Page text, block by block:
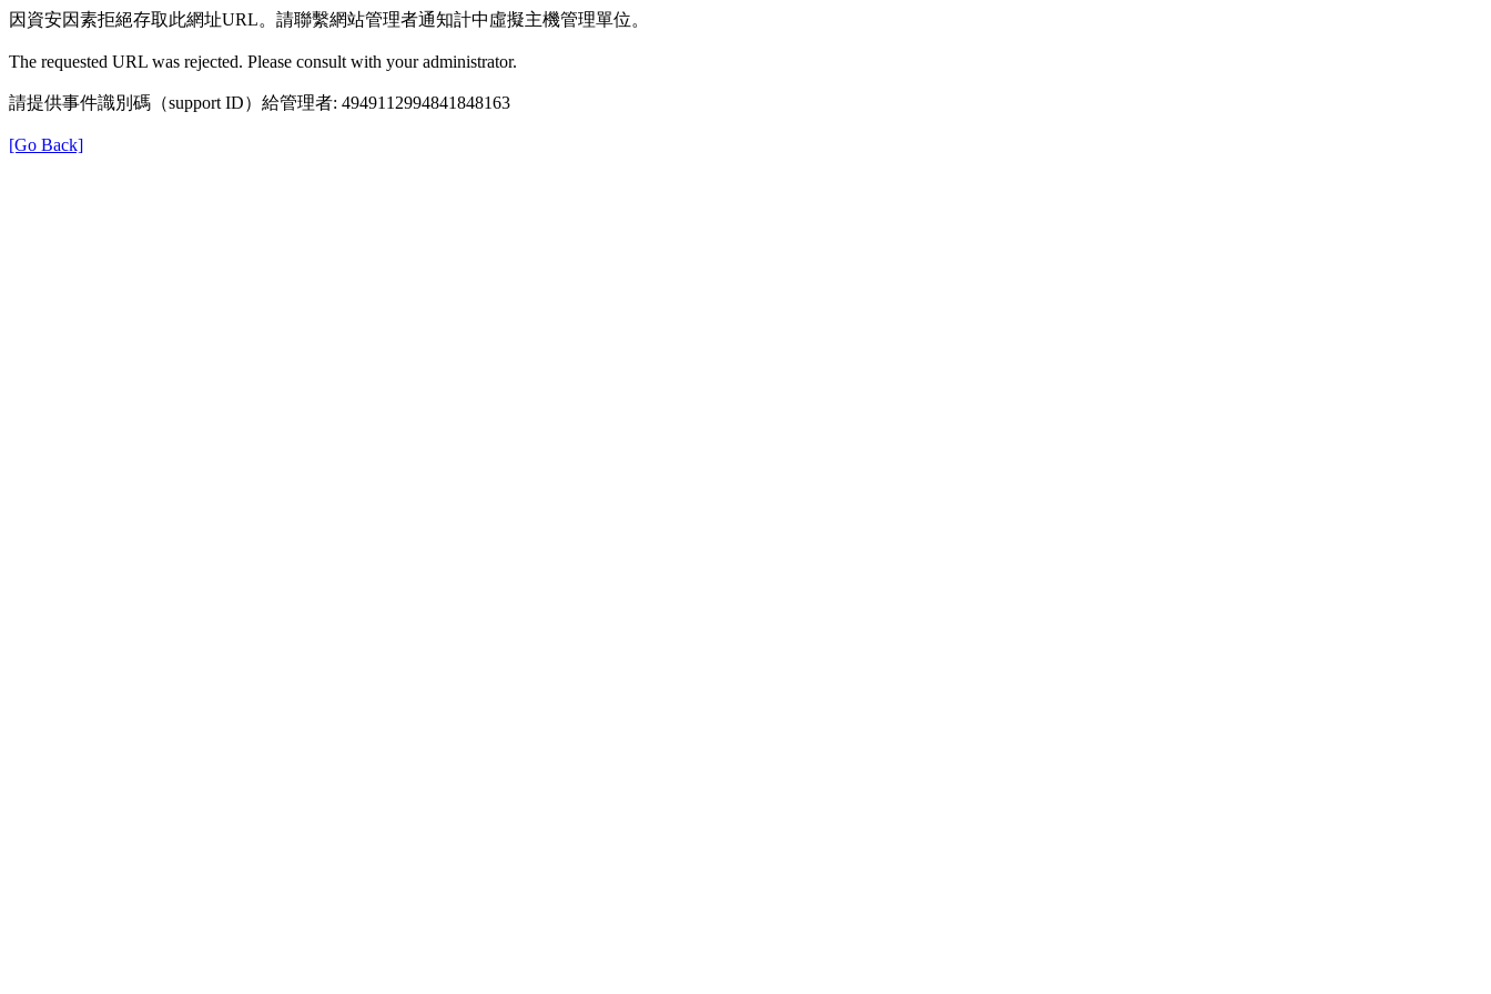
因資安因素拒絕存取此網址URL。請聯繫網站管理者通知計中虛擬主機管理單位。
The requested URL was rejected. Please consult with your administrator.
請提供事件識別碼（support ID）給管理者: 4949112994841848163
[Go Back]